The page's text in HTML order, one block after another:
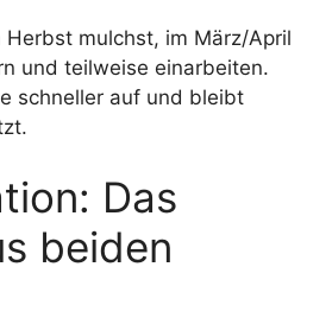
Herbst mulchst, im März/April
und teilweise einarbeiten.
schneller auf und bleibt
Das
beiden